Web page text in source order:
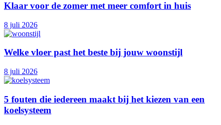
Klaar voor de zomer met meer comfort in huis
8 juli 2026
Welke vloer past het beste bij jouw woonstijl
8 juli 2026
5 fouten die iedereen maakt bij het kiezen van een
koelsysteem